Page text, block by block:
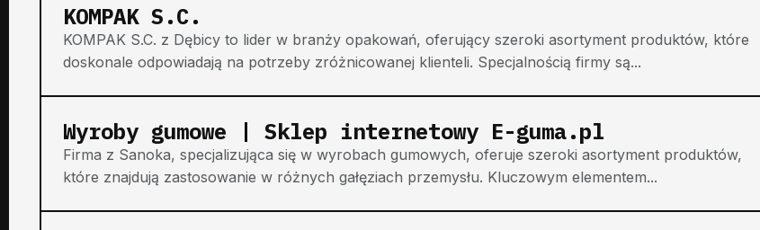
KOMPAK S.C.
KOMPAK S.C. z Dębicy to lider w branży opakowań, oferujący szeroki asortyment produktów, które
doskonale odpowiadają na potrzeby zróżnicowanej klienteli. Specjalnością firmy są...
Wyroby gumowe | Sklep internetowy E-guma.pl
Firma z Sanoka, specjalizująca się w wyrobach gumowych, oferuje szeroki asortyment produktów,
które znajdują zastosowanie w różnych gałęziach przemysłu. Kluczowym elementem...